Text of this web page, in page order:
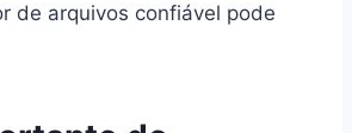
de arquivos confiável pode